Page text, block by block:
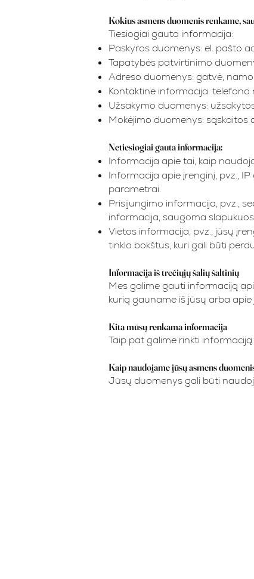
Kokius asmens duomenis renkame,
Tiesiogiai gauta informacija:
Paskyros duomenys: el. pašto
Tapatybės patvirtinimo
Adreso duomenys: gatvė,
Kontaktinė informacija:
Užsakymo duomenys:
Mokėjimo duomenys: sąskaitos
Netiesiogiai gauta informacija:
Informacija apie tai, kaip
Informacija apie įrenginį, pvz.,
parametrai.
Prisijungimo informacija, pvz.,
informacija, saugoma
Vietos informacija, pvz., jūsų
tinklo bokštus, kuri gali būti
Informacija iš trečiųjų šalių šaltinių
Mes galime gauti informaciją
kurią gauname iš jūsų arba apie
Kita mūsų renkama informacija
Taip pat galime rinkti
Kaip naudojame jūsų asmens
Jūsų duomenys gali būti